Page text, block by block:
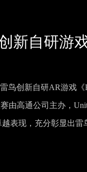
新自研游
创新自研AR游戏《
由高通公司主办，
越表现，充分彰显出